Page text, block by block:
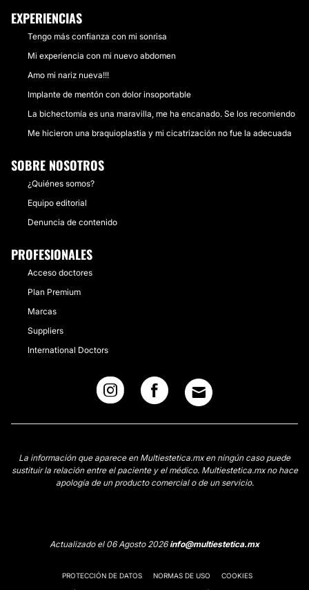
EXPERIENCIAS
Tengo más confianza con mi sonrisa
Mi experiencia con mi nuevo abdomen
Amo mi nariz nueva!!!
Implante de mentón con dolor insoportable
La bichectomía es una maravilla, me ha encanado. Se los recomiendo
Me hicieron una braquioplastia y mi cicatrización no fue la adecuada
SOBRE NOSOTROS
¿Quiénes somos?
Equipo editorial
Denuncia de contenido
PROFESIONALES
Acceso doctores
Plan Premium
Marcas
Suppliers
International Doctors
La información que aparece en Multiestetica.mx en ningún caso puede
sustituir la relación entre el paciente y el médico. Multiestetica.mx no hace
apología de un producto comercial o de un servicio.
Actualizado el 06 Agosto 2026info@multiestetica.mx
PROTECCIÓN DE DATOS NORMAS DE USO COOKIES